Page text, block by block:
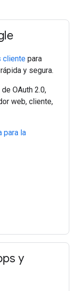
cliente para
y segura.
OAuth 2.0,
web, cliente,
para la
y